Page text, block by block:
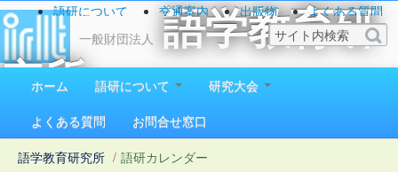
一般財団法人
語学教育研
究所
1923（大正12）年創立
語研について 交通案内 出版物
よくある質問
お問い合わせ
ホーム 語研について
研究大会
よくある質問
お問合せ窓口
語学教育研究所 / 語研カレンダー